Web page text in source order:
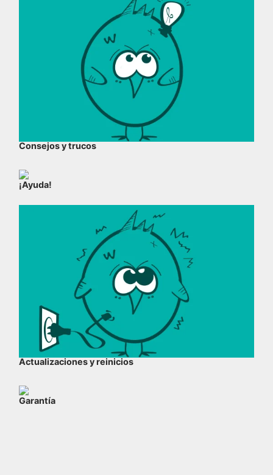
Consejos y trucos
¡Ayuda!
Actualizaciones y reinicios
Garantía